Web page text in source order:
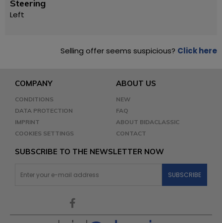
Steering
Left
Selling offer seems suspicious? Click here
COMPANY
CONDITIONS
DATA PROTECTION
IMPRINT
COOKIES SETTINGS
ABOUT US
NEW
FAQ
ABOUT BIDACLASSIC
CONTACT
SUBSCRIBE TO THE NEWSLETTER NOW